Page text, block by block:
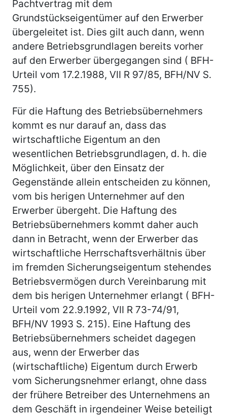
Pachtvertrag mit dem
Grundstückseigentümer auf den Erwerber
übergeleitet ist. Dies gilt auch dann, wenn
andere Betriebsgrundlagen bereits vorher
auf den Erwerber übergegangen sind ( BFH-
Urteil vom 17.2.1988, VII R 97/85, BFH/NV S.
755).
Für die Haftung des Betriebsübernehmers
kommt es nur darauf an, dass das
wirtschaftliche Eigentum an den
wesentlichen Betriebsgrundlagen, d. h. die
Möglichkeit, über den Einsatz der
Gegenstände allein entscheiden zu können,
vom bis herigen Unternehmer auf den
Erwerber übergeht. Die Haftung des
Betriebsübernehmers kommt daher auch
dann in Betracht, wenn der Erwerber das
wirtschaftliche Herrschaftsverhältnis über
im fremden Sicherungseigentum stehendes
Betriebsvermögen durch Vereinbarung mit
dem bis herigen Unternehmer erlangt ( BFH-
Urteil vom 22.9.1992, VII R 73-74/91,
BFH/NV 1993 S. 215). Eine Haftung des
Betriebsübernehmers scheidet dagegen
aus, wenn der Erwerber das
(wirtschaftliche) Eigentum durch Erwerb
vom Sicherungsnehmer erlangt, ohne dass
der frühere Betreiber des Unternehmens an
dem Geschäft in irgendeiner Weise beteiligt